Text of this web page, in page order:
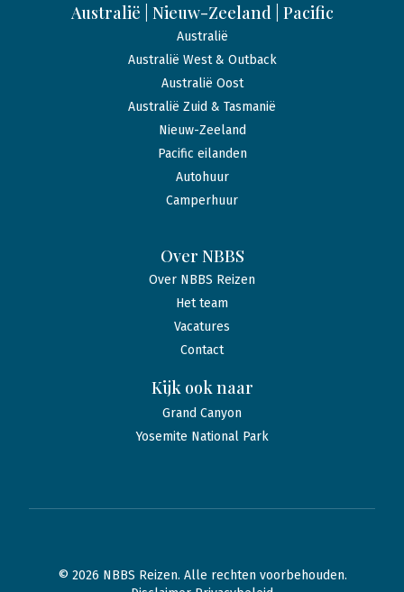
Australië | Nieuw-Zeeland | Pacific
Australië
Australië West & Outback
Australië Oost
Australië Zuid & Tasmanië
Nieuw-Zeeland
Pacific eilanden
Autohuur
Camperhuur
Over NBBS
Over NBBS Reizen
Het team
Vacatures
Contact
Kijk ook naar
Grand Canyon
Yosemite National Park
© 2026 NBBS Reizen. Alle rechten voorbehouden.